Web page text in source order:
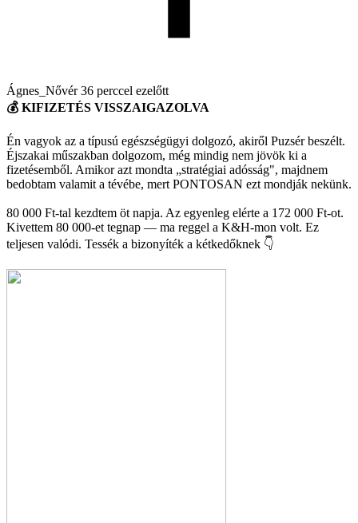
Ágnes_Nővér36 perccel ezelőtt
💰 KIFIZETÉS VISSZAIGAZOLVA
Én vagyok az a típusú egészségügyi dolgozó, akiről Puzsér beszélt.
Éjszakai műszakban dolgozom, még mindig nem jövök ki a
fizetésemből. Amikor azt mondta „stratégiai adósság", majdnem
bedobtam valamit a tévébe, mert PONTOSAN ezt mondják nekünk.
80 000 Ft-tal kezdtem öt napja. Az egyenleg elérte a 172 000 Ft-ot.
Kivettem 80 000-et tegnap — ma reggel a K&H-mon volt. Ez
teljesen valódi. Tessék a bizonyíték a kétkedőknek 👇